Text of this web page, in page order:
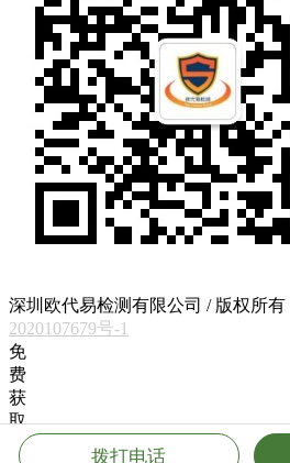
深圳欧代易检测有限公司 / 版权所有
2020107679号-1
免
费
获
取
方
拨打电话